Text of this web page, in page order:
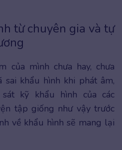
từ chuyên gia và tự
của mình chưa hay, chưa
khẩu hình khi phát âm,
kỹ khẩu hình của các
tập giống như vậy trước
về khẩu hình sẽ mang lại